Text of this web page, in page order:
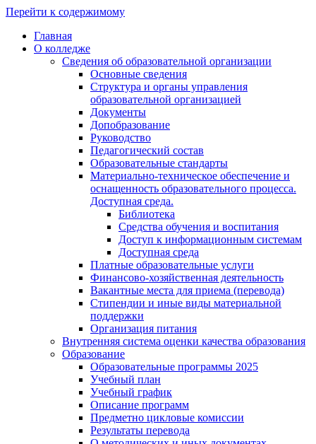
Перейти к содержимому
Главная
О колледже
Сведения об образовательной организации
Основные сведения
Структура и органы управления
образовательной организацией
Документы
Допобразование
Руководство
Педагогический состав
Образовательные стандарты
Материально-техническое обеспечение и
оснащенность образовательного процесса.
Доступная среда.
Библиотека
Средства обучения и воспитания
Доступ к информационным системам
Доступная среда
Платные образовательные услуги
Финансово-хозяйственная деятельность
Вакантные места для приема (перевода)
Стипендии и иные виды материальной
поддержки
Организация питания
Внутренняя система оценки качества образования
Образование
Образовательные программы 2025
Учебный план
Учебный график
Описание программ
Предметно цикловые комиссии
Результаты перевода